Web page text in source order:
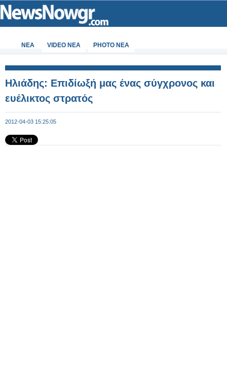
ΝΕΑ VIDEO NEA PHOTO NEA
Ηλιάδης: Επιδίωξή μας ένας σύγχρονος και
ευέλικτος στρατός
2012-04-03 15:25:05